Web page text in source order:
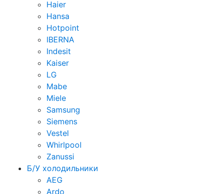
Haier
Hansa
Hotpoint
IBERNA
Indesit
Kaiser
LG
Mabe
Miele
Samsung
Siemens
Vestel
Whirlpool
Zanussi
Б/У холодильники
AEG
Ardo